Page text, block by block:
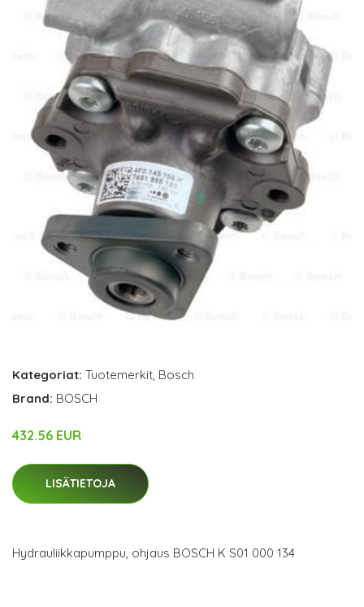
Kategoriat: Tuotemerkit, Bosch
Brand: BOSCH
432.56 EUR
LISÄTIETOJA
Hydrauliikkapumppu, ohjaus BOSCH K S01 000 134